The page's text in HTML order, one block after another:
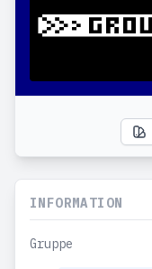
INFORMATION
Gruppe